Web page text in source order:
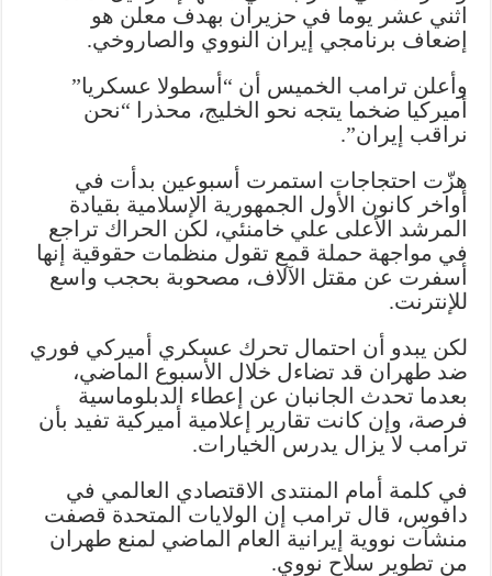
اثني عشر يوما في حزيران بهدف معلن هو
إضعاف برنامجي إيران النووي والصاروخي.
وأعلن ترامب الخميس أن “أسطولا عسكريا”
أميركيا ضخما يتجه نحو الخليج، محذرا “نحن
نراقب إيران”.
هزّت احتجاجات استمرت أسبوعين بدأت في
أواخر كانون الأول الجمهورية الإسلامية بقيادة
المرشد الأعلى علي خامنئي، لكن الحراك تراجع
في مواجهة حملة قمع تقول منظمات حقوقية إنها
أسفرت عن مقتل الآلاف، مصحوبة بحجب واسع
للإنترنت.
لكن يبدو أن احتمال تحرك عسكري أميركي فوري
ضد طهران قد تضاءل خلال الأسبوع الماضي،
بعدما تحدث الجانبان عن إعطاء الدبلوماسية
فرصة، وإن كانت تقارير إعلامية أميركية تفيد بأن
ترامب لا يزال يدرس الخيارات.
في كلمة أمام المنتدى الاقتصادي العالمي في
دافوس، قال ترامب إن الولايات المتحدة قصفت
منشآت نووية إيرانية العام الماضي لمنع طهران
من تطوير سلاح نووي.